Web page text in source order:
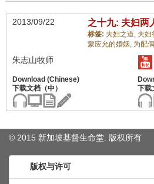
2013/09/22 之十九: 夫妇两
标签: 夫妇之道, 夫妇
蒙应允的婚姻, 为配
朱志山牧师
© 2015 新加坡基督生命堂. 版权所有
版权与许可